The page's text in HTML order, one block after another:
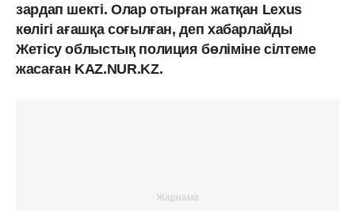
зардап шекті. Олар отырған жатқан Lexus
көлігі ағашқа соғылған, деп хабарлайды
Жетісу облыстық полиция бөліміне сілтеме
жасаған KAZ.NUR.KZ.